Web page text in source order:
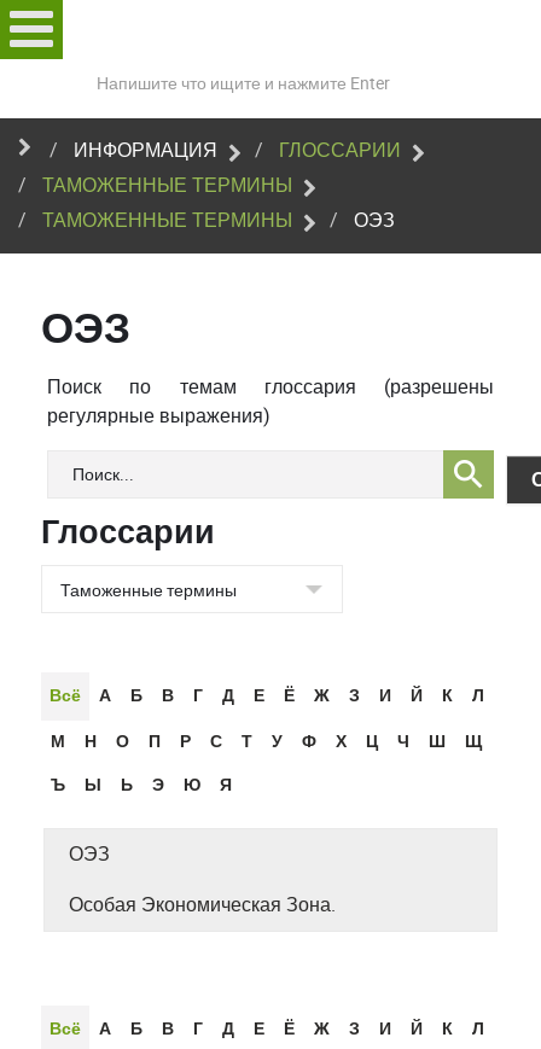
сайту
ИНФОРМАЦИЯ
ГЛОССАРИИ
ТАМОЖЕННЫЕ ТЕРМИНЫ
ТАМОЖЕННЫЕ ТЕРМИНЫ
ОЭЗ
ОЭЗ
Поиск по темам глоссария (разрешены
регулярные выражения)
Глоссарии
Всё А Б В Г Д Е Ё Ж З И Й К
Л
М
Н О П Р С Т У Ф Х Ц Ч Ш
Щ
Ъ
Ы Ь Э Ю Я
ОЭЗ
Особая Экономическая Зона.
Всё А Б В Г Д Е Ё Ж З И Й К
Л